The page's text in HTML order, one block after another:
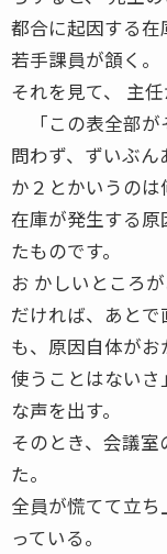
都合に起因する
若手課員が頷く。
それを見て、 主
「この表全部
問わず、ずいぶ
か２とかいうの
在庫が発生する
たものです。
お かしいところ
だければ、あと
も、原因自体が
使うことはない
な声を出す。
そのとき、会議
た。
全員が慌てて立
っている。